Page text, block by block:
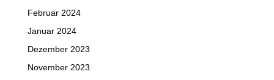
Februar 2024
Januar 2024
Dezember 2023
November 2023